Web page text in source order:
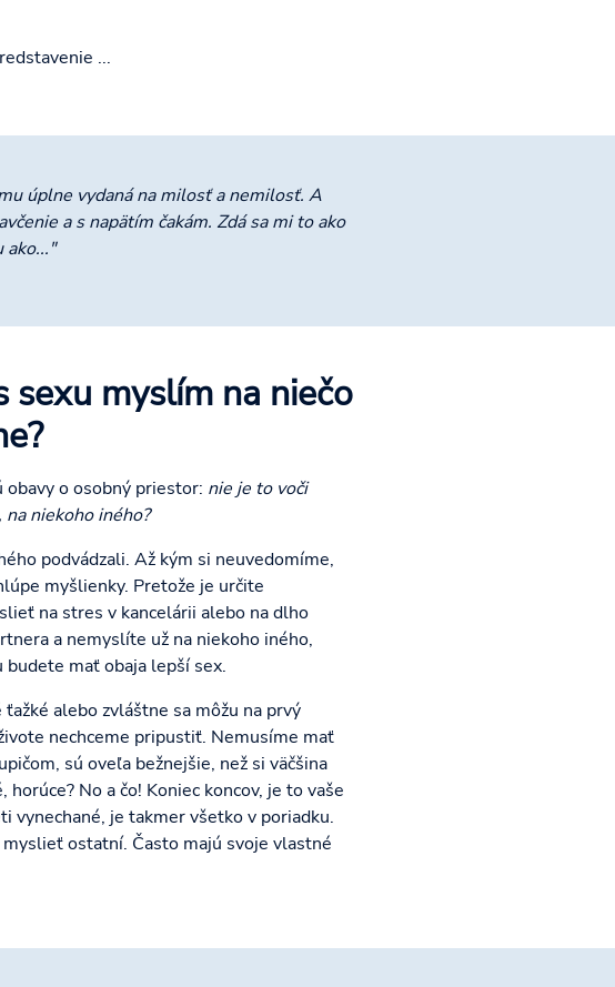
...
úplne vydaná na milosť a nemilosť. A
a s napätím čakám. Zdá sa mi to ako
ako..."
sexu myslím na niečo
obavy o osobný priestor: nie je to voči
niekoho iného?
podvádzali. Až kým si neuvedomíme,
myšlienky. Pretože je určite
na stres v kancelárii alebo na dlho
a nemyslíte už na niekoho iného,
mať obaja lepší sex.
alebo zvláštne sa môžu na prvý
nechceme pripustiť. Nemusíme mať
sú oveľa bežnejšie, než si väčšina
No a čo! Koniec koncov, je to vaše
vynechané, je takmer všetko v poriadku.
ostatní. Často majú svoje vlastné